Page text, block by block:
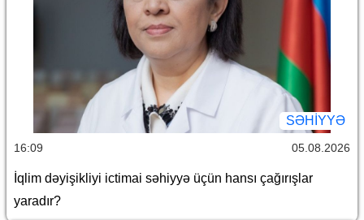
SƏHIYYƏ
16:09 05.08.2026
İqlim dəyişikliyi ictimai səhiyyə üçün hansı çağırışlar
yaradır?